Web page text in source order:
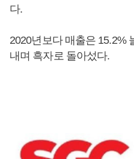
다.
2020년보다 매출은 15.2%
내며 흑자로 돌아섰다.